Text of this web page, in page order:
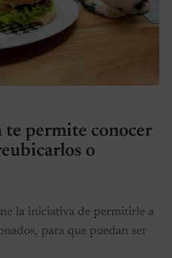
te permite conocer
o
la iniciativa de permitirle a
para que puedan ser